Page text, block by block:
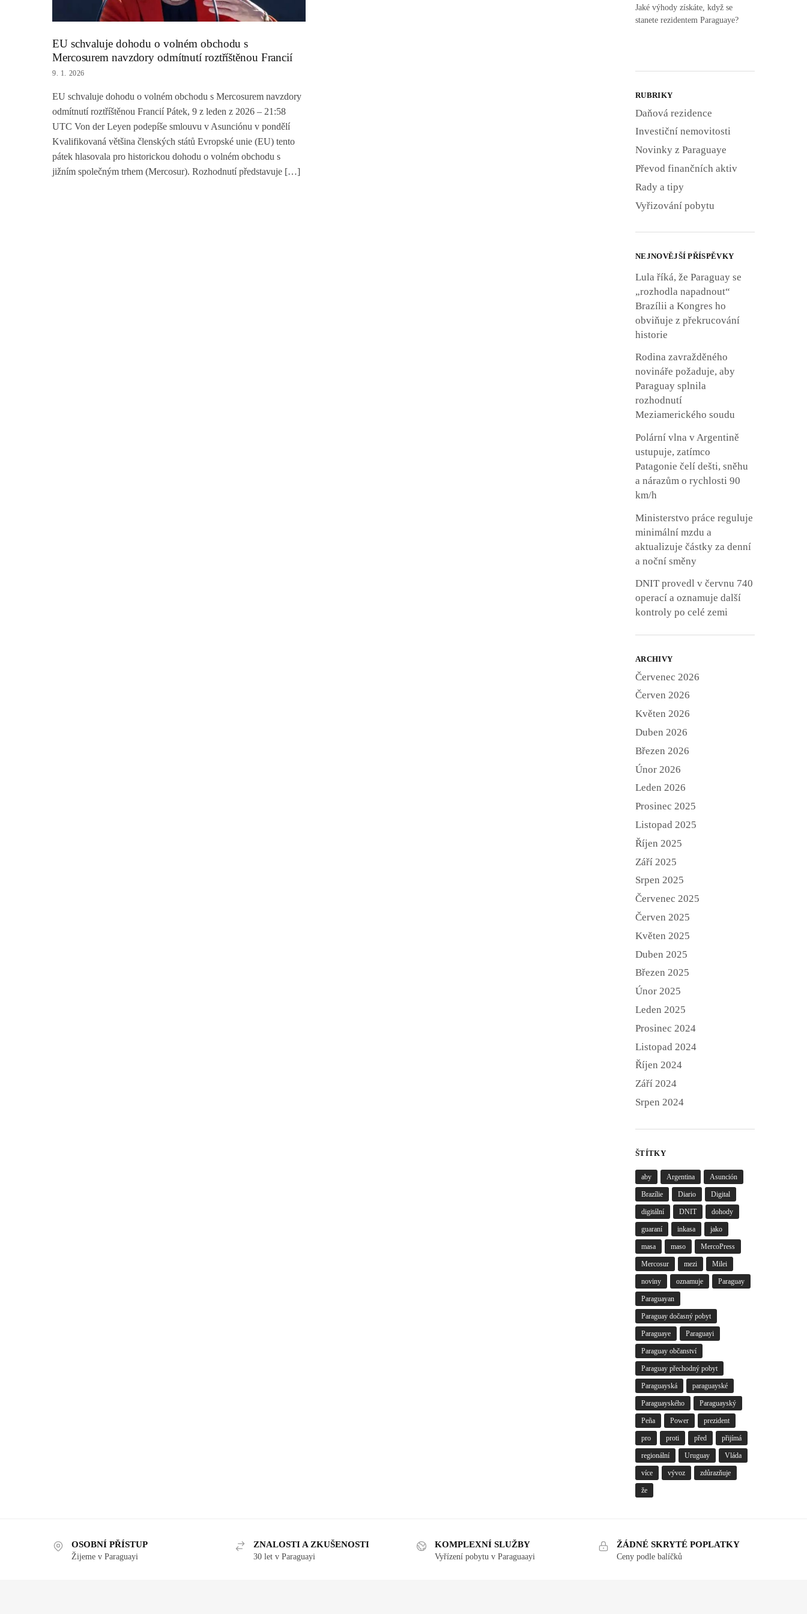
EU schvaluje dohodu o volném obchodu s
Mercosurem navzdory odmítnutí roztříštěnou Francií
9. 1. 2026
EU schvaluje dohodu o volném obchodu s Mercosurem navzdory
odmítnutí roztříštěnou Francií Pátek, 9 z leden z 2026 – 21:58
UTC Von der Leyen podepíše smlouvu v Asunciónu v pondělí
Kvalifikovaná většina členských států Evropské unie (EU) tento
pátek hlasovala pro historickou dohodu o volném obchodu s
jižním společným trhem (Mercosur). Rozhodnutí představuje […]
Jaké výhody získáte, když se
stanete rezidentem Paraguaye?
RUBRIKY
Daňová rezidence
Investiční nemovitosti
Novinky z Paraguaye
Převod finančních aktiv
Rady a tipy
Vyřizování pobytu
NEJNOVĚJŠÍ PŘÍSPĚVKY
Lula říká, že Paraguay se
„rozhodla napadnout“
Brazílii a Kongres ho
obviňuje z překrucování
historie
Rodina zavražděného
novináře požaduje, aby
Paraguay splnila
rozhodnutí
Meziamerického soudu
Polární vlna v Argentině
ustupuje, zatímco
Patagonie čelí dešti, sněhu
a nárazům o rychlosti 90
km/h
Ministerstvo práce reguluje
minimální mzdu a
aktualizuje částky za denní
a noční směny
DNIT provedl v červnu 740
operací a oznamuje další
kontroly po celé zemi
ARCHIVY
Červenec 2026
Červen 2026
Květen 2026
Duben 2026
Březen 2026
Únor 2026
Leden 2026
Prosinec 2025
Listopad 2025
Říjen 2025
Září 2025
Srpen 2025
Červenec 2025
Červen 2025
Květen 2025
Duben 2025
Březen 2025
Únor 2025
Leden 2025
Prosinec 2024
Listopad 2024
Říjen 2024
Září 2024
Srpen 2024
ŠTÍTKY
aby Argentina Asunción
Brazílie Diario Digital
digitální DNIT dohody
guaraní inkasa jako
masa maso MercoPress
Mercosur mezi Milei
noviny oznamuje Paraguay
Paraguayan
Paraguay dočasný pobyt
Paraguaye Paraguayi
Paraguay občanství
Paraguay přechodný pobyt
Paraguayská paraguayské
Paraguayského Paraguayský
Peña Power prezident
pro proti před přijímá
regionální Uruguay Vláda
více vývoz zdůrazňuje
že
OSOBNÍ PŘÍSTUP
Žijeme v Paraguayi
ZNALOSTI A ZKUŠENOSTI
30 let v Paraguayi
KOMPLEXNÍ SLUŽBY
Vyřízení pobytu v Paraguaayi
ŽÁDNÉ SKRYTÉ POPLATKY
Ceny podle balíčků